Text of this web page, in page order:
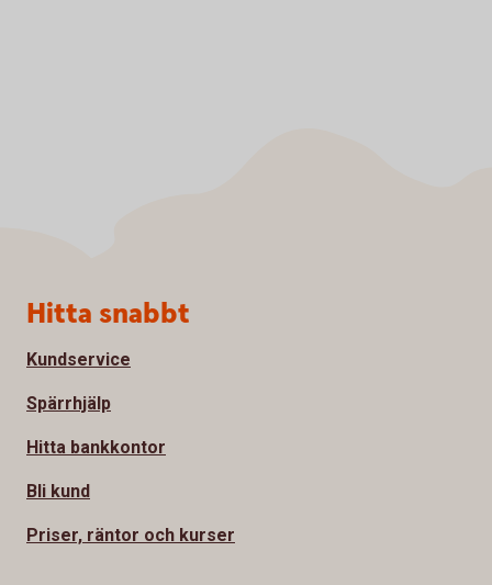
Sidfot
Hitta snabbt
Kundservice
Spärrhjälp
Hitta bankkontor
Bli kund
Priser, räntor och kurser